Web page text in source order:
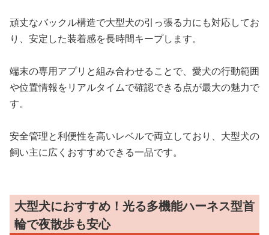
頑丈なバックル構造で大型犬の引っ張る力にも対応してお
り、安定した装着感を長時間キープします。
端末の専用アプリと組み合わせることで、愛犬の行動範囲
や位置情報をリアルタイムで確認できる点が最大の魅力で
す。
安全管理と利便性を高いレベルで両立しており、大型犬の
飼い主に広くおすすめできる一品です。
大型犬におすすめ！光る多機能ハーネス型首
輪で夜散歩も安心